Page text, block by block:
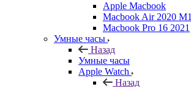
Apple Macbook
Macbook Air 2020 M1
Macbook Pro 16 2021
Умные часы
Назад
Умные часы
Apple Watch
Назад